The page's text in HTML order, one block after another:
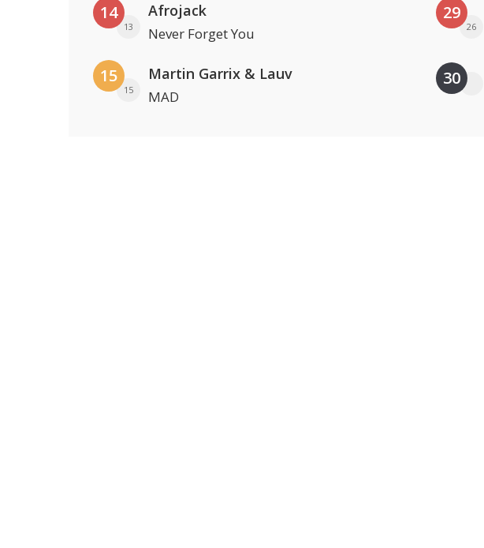
14
13
Afrojack
Never Forget You
15
15
Martin Garrix & Lauv
MAD
29
26
30